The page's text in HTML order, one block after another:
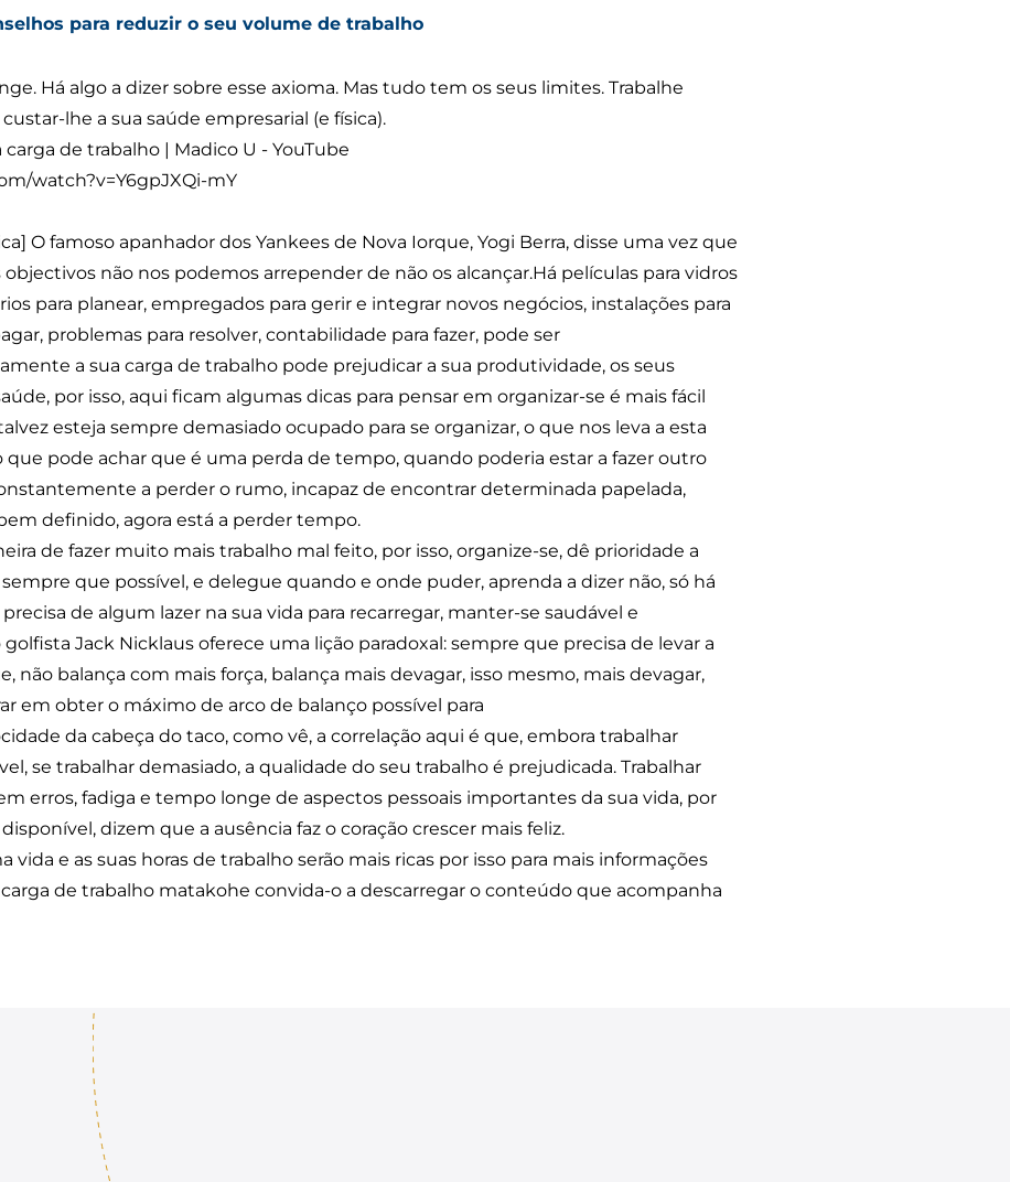
para reduzir o seu volume de trabalho
Há algo a dizer sobre esse axioma. Mas tudo tem os seus limites. Trabalhe
lhe a sua saúde empresarial (e física).
carga de trabalho | Madico U - YouTube
watch?v=Y6gpJXQi-mY
O famoso apanhador dos Yankees de Nova Iorque, Yogi Berra, disse uma vez que
não nos podemos arrepender de não os alcançar.Há películas para vidros
para planear, empregados para gerir e integrar novos negócios, instalações para
problemas para resolver, contabilidade para fazer, pode ser
a sua carga de trabalho pode prejudicar a sua produtividade, os seus
por isso, aqui ficam algumas dicas para pensar em organizar-se é mais fácil
esteja sempre demasiado ocupado para se organizar, o que nos leva a esta
pode achar que é uma perda de tempo, quando poderia estar a fazer outro
a perder o rumo, incapaz de encontrar determinada papelada,
definido, agora está a perder tempo.
de fazer muito mais trabalho mal feito, por isso, organize-se, dê prioridade a
que possível, e delegue quando e onde puder, aprenda a dizer não, só há
de algum lazer na sua vida para recarregar, manter-se saudável e
Jack Nicklaus oferece uma lição paradoxal: sempre que precisa de levar a
não balança com mais força, balança mais devagar, isso mesmo, mais devagar,
em obter o máximo de arco de balanço possível para
da cabeça do taco, como vê, a correlação aqui é que, embora trabalhar
se trabalhar demasiado, a qualidade do seu trabalho é prejudicada. Trabalhar
erros, fadiga e tempo longe de aspectos pessoais importantes da sua vida, por
dizem que a ausência faz o coração crescer mais feliz.
vida e as suas horas de trabalho serão mais ricas por isso para mais informações
de trabalho matakohe convida-o a descarregar o conteúdo que acompanha